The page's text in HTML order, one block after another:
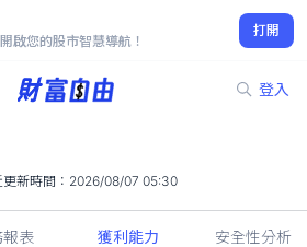
啟您的股市智慧導航！
打開
登入
71.20
-3.52%
新時間： 2026/08/07 05:30
報表 獲利能力 安全性分析